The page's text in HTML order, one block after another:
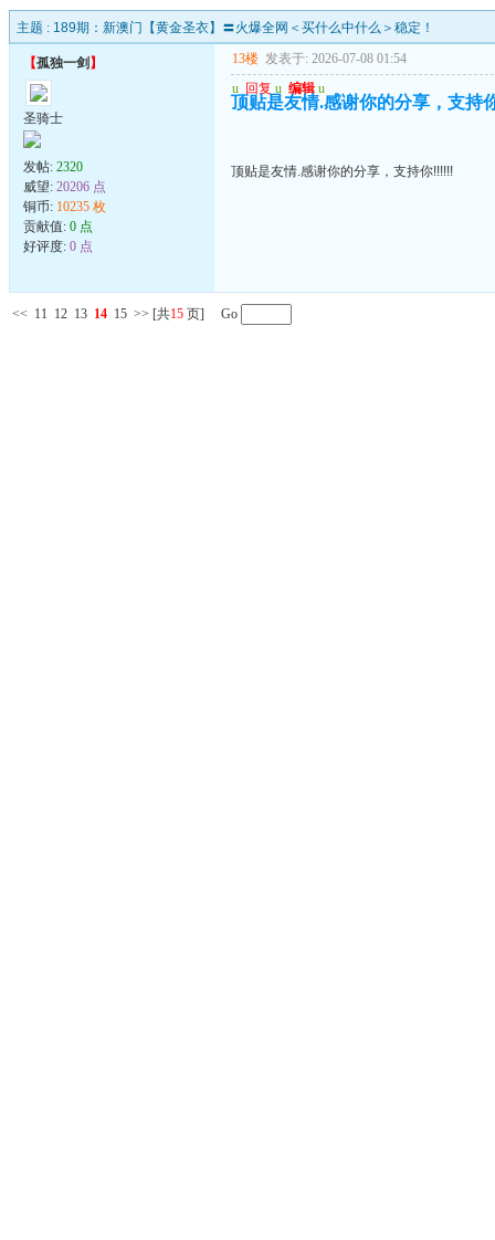
主题 : 189期：新澳门【黄金圣衣】〓火爆全网＜买什么中什么＞稳定！
【孤独一剑 】
圣骑士
发帖: 2320
威望: 20206 点
铜币: 10235 枚
贡献值: 0 点
好评度: 0 点
13楼 发表于: 2026-07-08 01:54
u 回复 u 编辑 u
顶贴是友情.感谢你的分享，支持
顶贴是友情.感谢你的分享，支持你!!!!!!
<< 11 12 13 14 15 >> [共15 页] Go